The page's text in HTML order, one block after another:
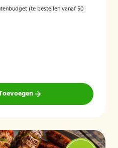
(te bestellen vanaf 50